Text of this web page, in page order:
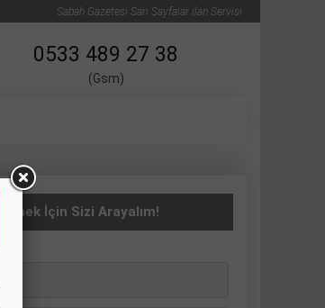
Sabah Gazetesi Sarı Sayfalar ilan Servisi
0533 489 27 38
(Gsm)
İçin Sizi Arayalım!